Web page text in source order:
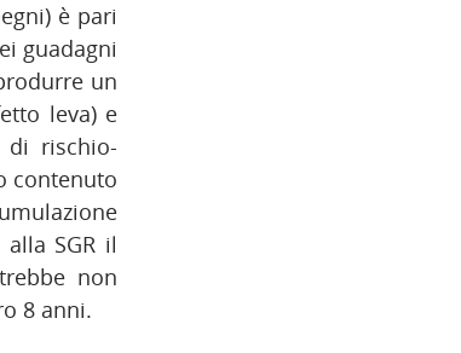
è pari
guadagni
un
leva) e
di rischio-
contenuto
SGR il
non
8 anni.